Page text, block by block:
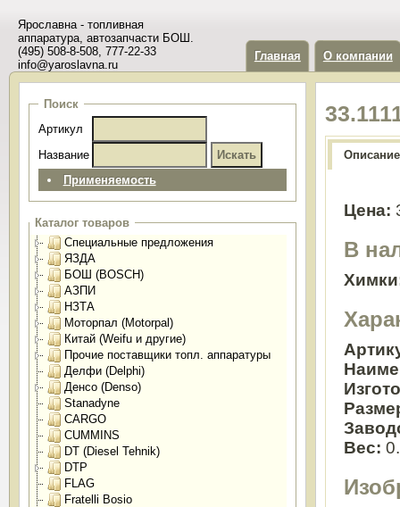
Ярославна - топливная
аппаратура, автозапчасти БОШ.
(495) 508-8-508, 777-22-33
info@yaroslavna.ru
Главная О компании
Поиск
Артикул
Название
Применяемость
Каталог товаров
Специальные предложения
ЯЗДА
БОШ (BOSCH)
АЗПИ
НЗТА
Моторпал (Motorpal)
Китай (Weifu и другие)
Прочие поставщики топл. аппаратуры
Делфи (Delphi)
Денсо (Denso)
Stanadyne
CARGO
CUMMINS
DT (Diesel Tehnik)
DTP
FLAG
Fratelli Bosio
Описание
Цена:
В
Вес: